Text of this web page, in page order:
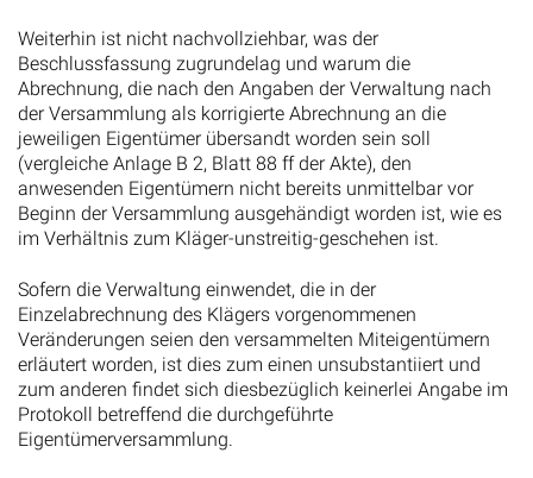
Weiterhin ist nicht nachvollziehbar, was der
Beschlussfassung zugrundelag und warum die
Abrechnung, die nach den Angaben der Verwaltung nach
der Versammlung als korrigierte Abrechnung an die
jeweiligen Eigentümer übersandt worden sein soll
(vergleiche Anlage B 2, Blatt 88 ff der Akte), den
anwesenden Eigentümern nicht bereits unmittelbar vor
Beginn der Versammlung ausgehändigt worden ist, wie es
im Verhältnis zum Kläger-unstreitig-geschehen ist.
Sofern die Verwaltung einwendet, die in der
Einzelabrechnung des Klägers vorgenommenen
Veränderungen seien den versammelten Miteigentümern
erläutert worden, ist dies zum einen unsubstantiiert und
zum anderen findet sich diesbezüglich keinerlei Angabe im
Protokoll betreffend die durchgeführte
Eigentümerversammlung.